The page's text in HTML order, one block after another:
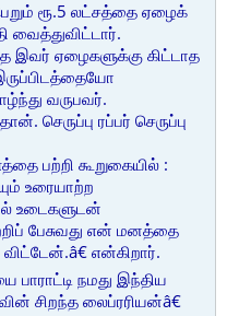
ரூ.5 லட்சத்தை ஏழைக்
வைத்துவிட்டார்.
ஏழைகளுக்கு கிட்டாத
வருபவர்.
செருப்பு ரப்பர் செருப்பு
பற்றி கூறுகையில் :
உரையாற்ற
உடைகளுடன்
பேசுவது என் மனத்தை
என்கிறார்.
நமது இந்திய
சிறந்த லைப்ரரியன்â€